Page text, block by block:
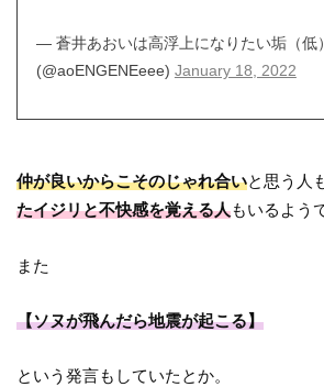
— 蒼井あおいは高浮上になりたい垢（低）
(@aoENGENEeee) January 18, 2022
仲が良いからこそのじゃれ合いと思う人
たイジリと不快感を覚える人もいるよう
また
【ソヌが飛んだら地震が起こる】
という発言もしていたとか。